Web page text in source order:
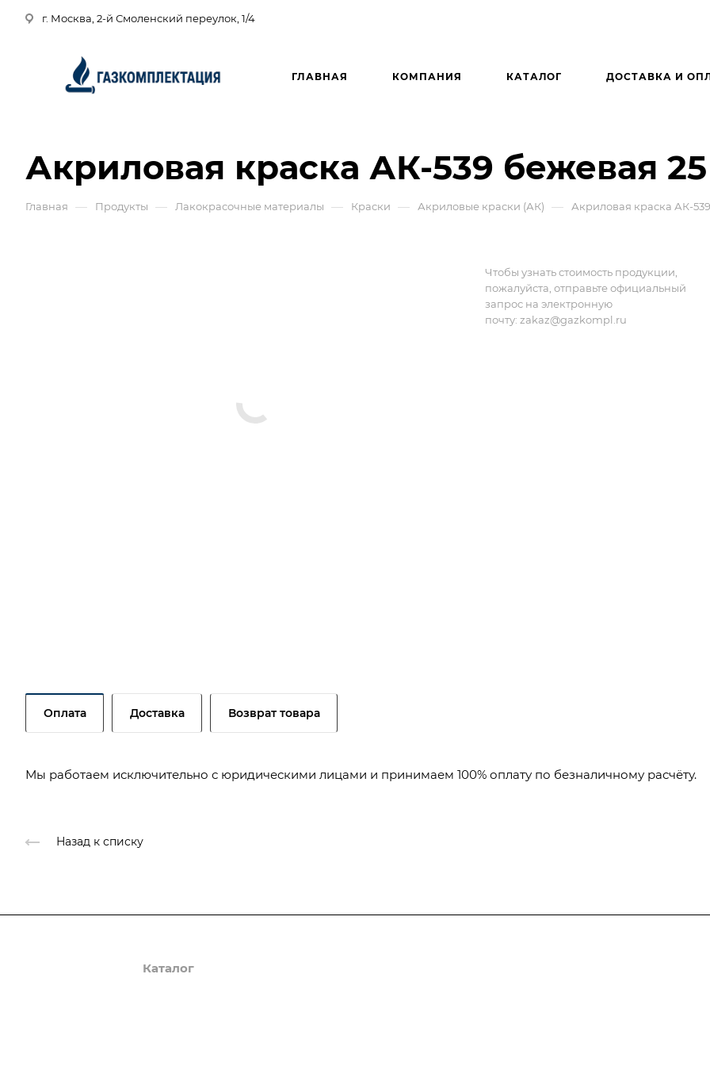
г. Москва, 2-й Смоленский переулок, 1/4
ГЛАВНАЯ КОМПАНИЯ КАТАЛОГ ДОСТАВКА И
Акриловая краска АК-539 бежевая
Главная — Продукты — Лакокрасочные материалы — Краски — Акриловые краски (АК) — Акриловая краска АК-
Чтобы узнать стоимость продукции,
пожалуйста, отправьте официальный
запрос на электронную
почту: zakaz@gazkompl.ru
Оплата Доставка Возврат товара
Мы работаем исключительно с юридическими лицами и принимаем 100% оплату по безналичному расчёту.
Назад к списку
Каталог